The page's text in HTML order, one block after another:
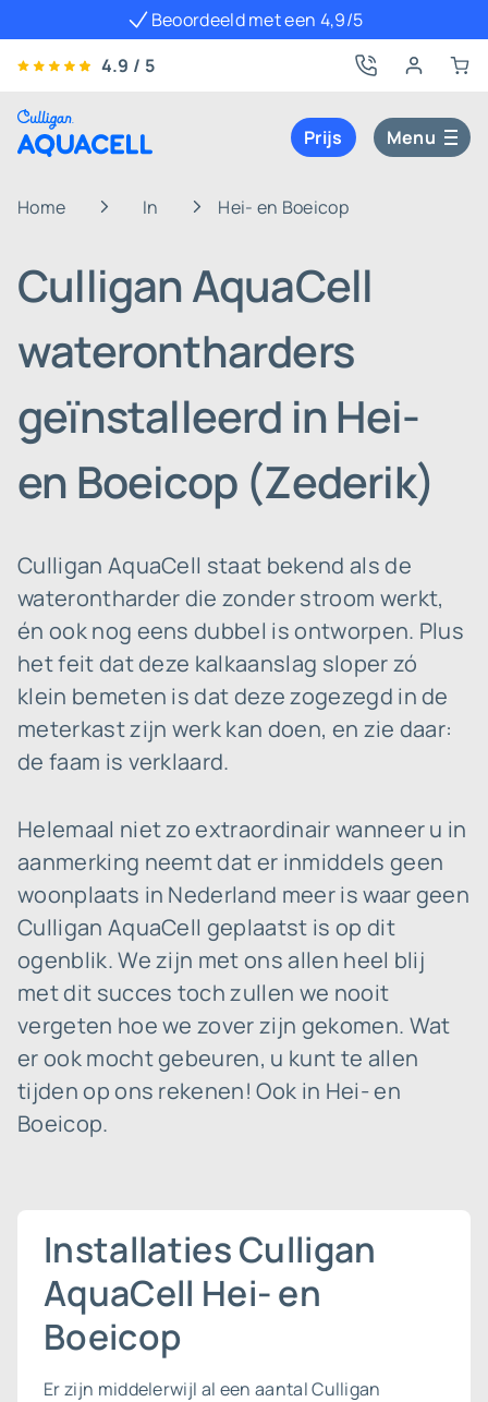
Beoordeeld met een 4,9/5
4.9 / 5
Prijs Menu
Home In Hei- en Boeicop
Culligan AquaCell
waterontharders
geïnstalleerd in Hei-
en Boeicop (Zederik)
Culligan AquaCell staat bekend als de
waterontharder die zonder stroom werkt,
én ook nog eens dubbel is ontworpen. Plus
het feit dat deze kalkaanslag sloper zó
klein bemeten is dat deze zogezegd in de
meterkast zijn werk kan doen, en zie daar:
de faam is verklaard.
Helemaal niet zo extraordinair wanneer u in
aanmerking neemt dat er inmiddels geen
woonplaats in Nederland meer is waar geen
Culligan AquaCell geplaatst is op dit
ogenblik. We zijn met ons allen heel blij
met dit succes toch zullen we nooit
vergeten hoe we zover zijn gekomen. Wat
er ook mocht gebeuren, u kunt te allen
tijden op ons rekenen! Ook in Hei- en
Boeicop.
Installaties Culligan
AquaCell Hei- en
Boeicop
Er zijn middelerwijl al een aantal Culligan